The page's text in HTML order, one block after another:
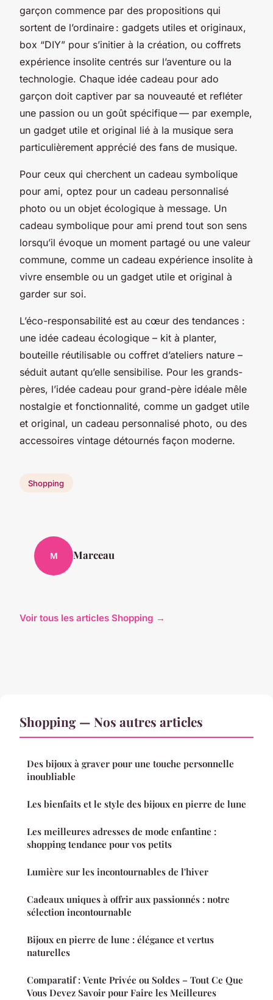
garçon commence par des propositions qui
sortent de l’ordinaire : gadgets utiles et originaux,
box “DIY” pour s’initier à la création, ou coffrets
expérience insolite centrés sur l’aventure ou la
technologie. Chaque idée cadeau pour ado
garçon doit captiver par sa nouveauté et refléter
une passion ou un goût spécifique — par exemple,
un gadget utile et original lié à la musique sera
particulièrement apprécié des fans de musique.
Pour ceux qui cherchent un cadeau symbolique
pour ami, optez pour un cadeau personnalisé
photo ou un objet écologique à message. Un
cadeau symbolique pour ami prend tout son sens
lorsqu’il évoque un moment partagé ou une valeur
commune, comme un cadeau expérience insolite à
vivre ensemble ou un gadget utile et original à
garder sur soi.
L’éco-responsabilité est au cœur des tendances :
une idée cadeau écologique – kit à planter,
bouteille réutilisable ou coffret d’ateliers nature –
séduit autant qu’elle sensibilise. Pour les grands-
pères, l’idée cadeau pour grand-père idéale mêle
nostalgie et fonctionnalité, comme un gadget utile
et original, un cadeau personnalisé photo, ou des
accessoires vintage détournés façon moderne.
Shopping
M Marceau
Voir tous les articles Shopping →
Shopping — Nos autres articles
Des bijoux à graver pour une touche personnelle
inoubliable
Les bienfaits et le style des bijoux en pierre de lune
Les meilleures adresses de mode enfantine :
shopping tendance pour vos petits
Lumière sur les incontournables de l'hiver
Cadeaux uniques à offrir aux passionnés : notre
sélection incontournable
Bijoux en pierre de lune : élégance et vertus
naturelles
Comparatif : Vente Privée ou Soldes – Tout Ce Que
Vous Devez Savoir pour Faire les Meilleures